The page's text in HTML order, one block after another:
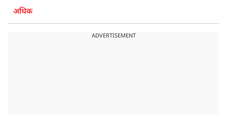
अधिक
ADVERTISEMENT